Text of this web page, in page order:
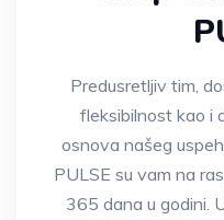
Predusretljiv tim,
fleksibilnost kao i
osnova našeg
PULSE su vam na
365 dana u godini.